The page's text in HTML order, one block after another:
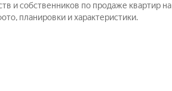
и собственников по продаже квартир на
планировки и характеристики.